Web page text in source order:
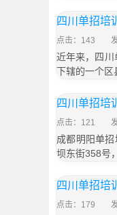
四川单招培
点击：143
近年来，四川
下辖的一个区
四川单招培
点击：121
成都明阳单
坝东街358号
四川单招培
点击：179